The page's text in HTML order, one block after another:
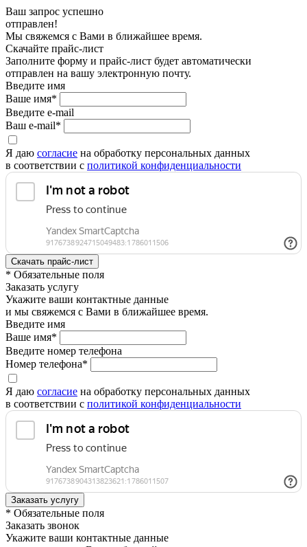
Ваш запрос успешно
отправлен!
Мы свяжемся с Вами в ближайшее время.
Скачайте прайс-лист
Заполните форму и прайс-лист будет автоматически
отправлен на вашу электронную почту.
Введите имя
Ваше имя*
Введите e-mail
Ваш e-mail*
Я даю согласие на обработку персональных данных
в соответствии с политикой конфиденциальности
* Обязательные поля
Заказать услугу
Укажите ваши контактные данные
и мы свяжемся с Вами в ближайшее время.
Введите имя
Ваше имя*
Введите номер телефона
Номер телефона*
Я даю согласие на обработку персональных данных
в соответствии с политикой конфиденциальности
* Обязательные поля
Заказать звонок
Укажите ваши контактные данные